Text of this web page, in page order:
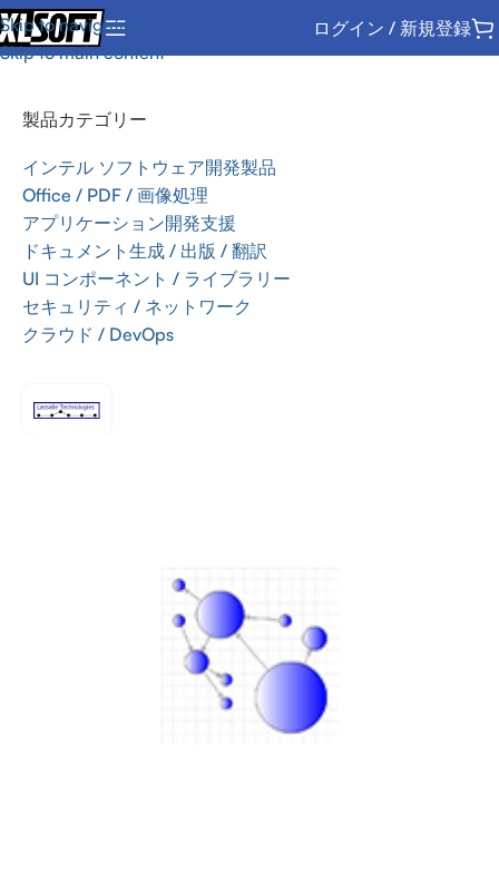
Skip to navigation
Skip to main content
ログイン / 新規登録
ホーム/UI コンポーネント / ライブラリー
製品カテゴリー
インテル ソフトウェア開発製品
Office / PDF / 画像処理
アプリケーション開発支援
ドキュメント生成 / 出版 / 翻訳
UI コンポーネント / ライブラリー
セキュリティ / ネットワーク
クラウド / DevOps